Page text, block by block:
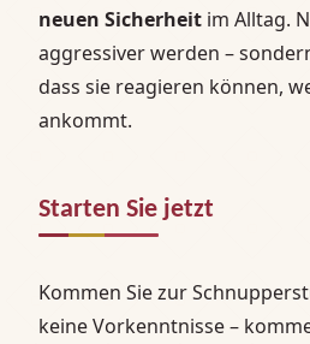
neuen Sicherheit im Alltag.
aggressiver werden –
dass sie reagieren können,
ankommt.
Starten Sie jetzt
Kommen Sie zur
keine Vorkenntnisse –